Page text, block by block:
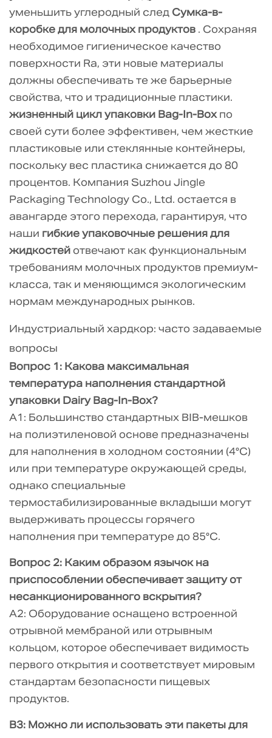
уменьшить углеродный след Сумка-в-
коробке для молочных продуктов . Сохраняя
необходимое гигиеническое качество
поверхности Ra, эти новые материалы
должны обеспечивать те же барьерные
свойства, что и традиционные пластики.
жизненный цикл упаковки Bag-In-Boxпо
своей сути более эффективен, чем жесткие
пластиковые или стеклянные контейнеры,
поскольку вес пластика снижается до 80
процентов. Компания Suzhou Jingle
Packaging Technology Co., Ltd. остается в
авангарде этого перехода, гарантируя, что
наши гибкие упаковочные решения для
жидкостей отвечают как функциональным
требованиям молочных продуктов премиум-
класса, так и меняющимся экологическим
нормам международных рынков.
Индустриальный хардкор: часто задаваемые
вопросы
Вопрос 1: Какова максимальная
температура наполнения стандартной
упаковки Dairy Bag-In-Box?
A1: Большинство стандартных BIB-мешков
на полиэтиленовой основе предназначены
для наполнения в холодном состоянии (4°C)
или при температуре окружающей среды,
однако специальные
термостабилизированные вкладыши могут
выдерживать процессы горячего
наполнения при температуре до 85°C.
Вопрос 2: Каким образом язычок на
приспособлении обеспечивает защиту от
несанкционированного вскрытия?
A2: Оборудование оснащено встроенной
отрывной мембраной или отрывным
кольцом, которое обеспечивает видимость
первого открытия и соответствует мировым
стандартам безопасности пищевых
продуктов.
В3: Можно ли использовать эти пакеты для